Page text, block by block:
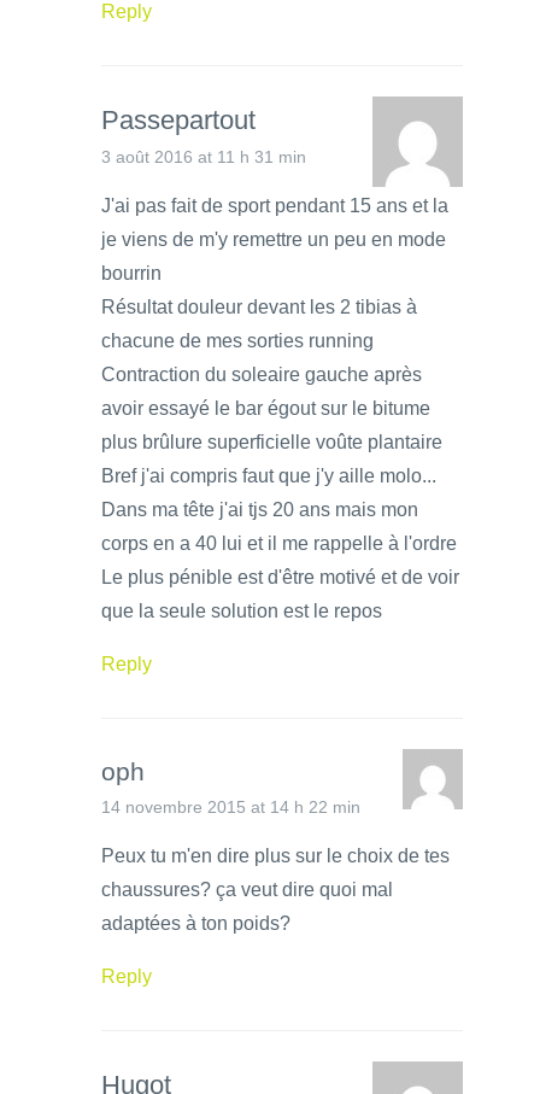
Reply
Passepartout
3 août 2016 at 11 h 31 min
J'ai pas fait de sport pendant 15 ans et la
je viens de m'y remettre un peu en mode
bourrin
Résultat douleur devant les 2 tibias à
chacune de mes sorties running
Contraction du soleaire gauche après
avoir essayé le bar égout sur le bitume
plus brûlure superficielle voûte plantaire
Bref j'ai compris faut que j'y aille molo...
Dans ma tête j'ai tjs 20 ans mais mon
corps en a 40 lui et il me rappelle à l'ordre
Le plus pénible est d'être motivé et de voir
que la seule solution est le repos
Reply
oph
14 novembre 2015 at 14 h 22 min
Peux tu m'en dire plus sur le choix de tes
chaussures? ça veut dire quoi mal
adaptées à ton poids?
Reply
Hugot